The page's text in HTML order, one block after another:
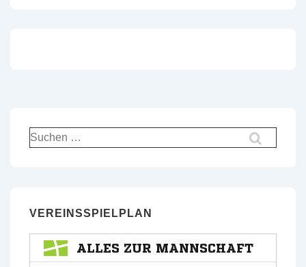
Suchen
nach:
VEREINSSPIELPLAN